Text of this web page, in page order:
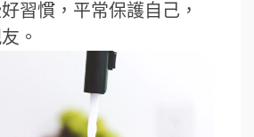
習慣，平常保護自己，
。